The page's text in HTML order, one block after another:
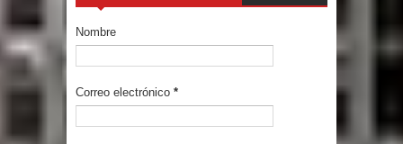
Nombre
Correo electrónico *